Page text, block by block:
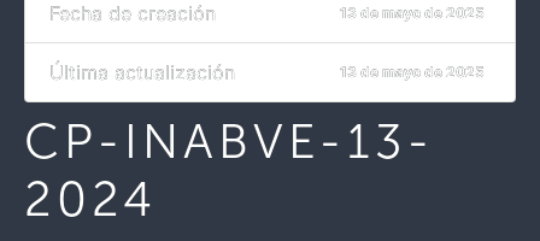
Fecha de creación 13 de mayo de 2025
Última actualización 13 de mayo de 2025
CP-INABVE-13-
2024